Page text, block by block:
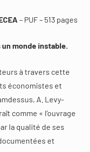
– PUF – 513 pages
monde instable.
à travers cette
économistes et
A. Levy-
comme « l’ouvrage
la qualité de ses
et